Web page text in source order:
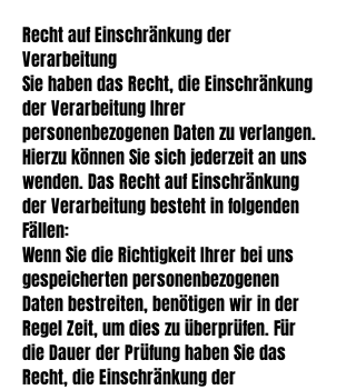
Recht auf Einschränkung der
Verarbeitung
Sie haben das Recht, die Einschränkung
der Verarbeitung Ihrer
personenbezogenen Daten zu verlangen.
Hierzu können Sie sich jederzeit an uns
wenden. Das Recht auf Einschränkung
der Verarbeitung besteht in folgenden
Fällen:
Wenn Sie die Richtigkeit Ihrer bei uns
gespeicherten personenbezogenen
Daten bestreiten, benötigen wir in der
Regel Zeit, um dies zu überprüfen. Für
die Dauer der Prüfung haben Sie das
Recht, die Einschränkung der